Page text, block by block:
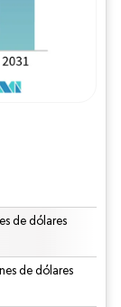
de dólares
de dólares